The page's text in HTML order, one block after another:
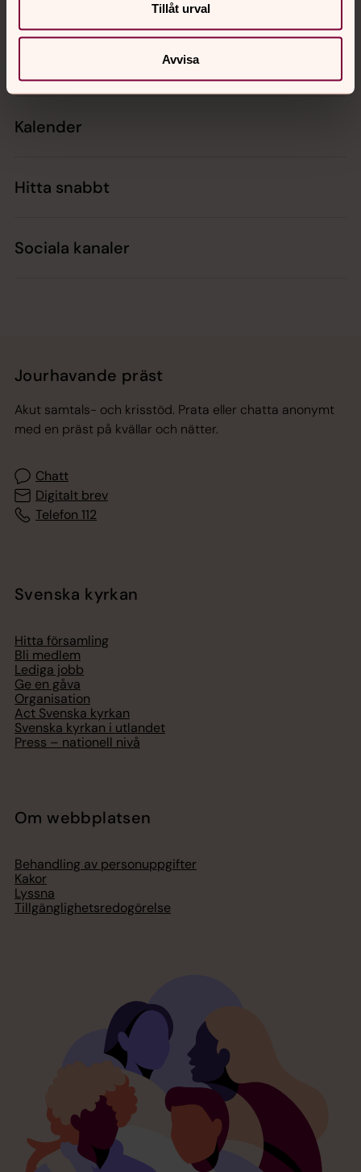
Tillåt urval
Avvisa
Kalender
Hitta snabbt
Sociala kanaler
Jourhavande präst
Akut samtals- och krisstöd. Prata eller chatta anonymt
med en präst på kvällar och nätter.
Chatt
Digitalt brev
Telefon 112
Svenska kyrkan
Hitta församling
Bli medlem
Lediga jobb
Ge en gåva
Organisation
Act Svenska kyrkan
Svenska kyrkan i utlandet
Press – nationell nivå
Om webbplatsen
Behandling av personuppgifter
Kakor
Lyssna
Tillgänglighetsredogörelse